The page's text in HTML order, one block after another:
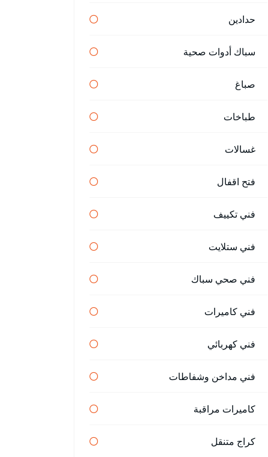
حدادين
سباك أدوات صحية
صباغ
طباخات
غسالات
فتح اقفال
فني تكييف
فني ستلايت
فني صحي سباك
فني كاميرات
فني كهربائي
فني مداخن وشفاطات
كاميرات مراقبة
كراج متنقل